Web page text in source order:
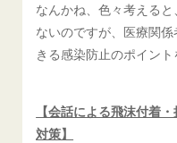
なんかね、色々考える
ないのですが、医療関
きる感染防止のポイン
【会話による飛沫付着
対策】